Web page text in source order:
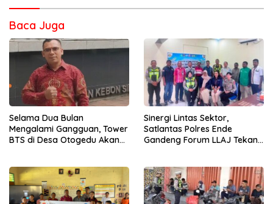
Baca Juga
Selama Dua Bulan
Mengalami Gangguan, Tower
BTS di Desa Otogedu Akan
Sinergi Lintas Sektor,
Satlantas Polres Ende
Gandeng Forum LLAJ Tekan